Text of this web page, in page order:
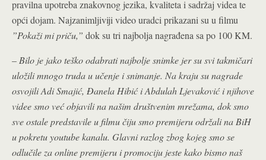
pravilna upotreba znakovnog jezika, kvaliteta i sadržaj videa te
opći dojam. Najzanimljiviji video uradci prikazani su u filmu
”Pokaži mi priču,” dok su tri najbolja nagrađena sa po 100 KM.
–Bilo je jako teško odabrati najbolje snimke jer su svi takmičari
uložili mnogo truda u učenje i snimanje. Na kraju su nagrade
osvojili Adi Smajić, Đanela Hibić i Abdulah Ljevaković i njihove
videe smo već objavili na našim društvenim mrežama, dok smo
sve ostale predstavile u filmu čiju smo premijeru održali na BiH
u pokretu youtube kanalu. Glavni razlog zbog kojeg smo se
odlučile za online premijeru i promociju jeste kako bismo naš